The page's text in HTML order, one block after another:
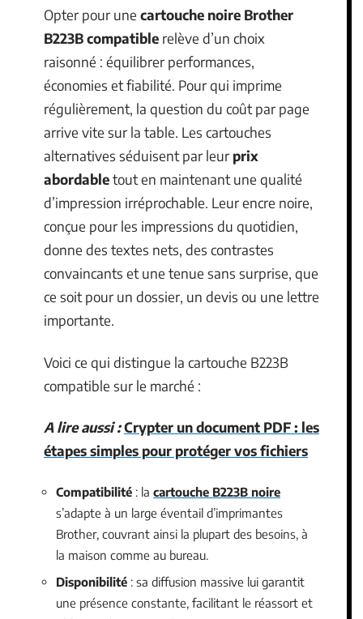
Opter pour une cartouche noire Brother
B223B compatible relève d’un choix
raisonné : équilibrer performances,
économies et fiabilité. Pour qui imprime
régulièrement, la question du coût par page
arrive vite sur la table. Les cartouches
alternatives séduisent par leur prix
abordabletout en maintenant une qualité
d’impression irréprochable. Leur encre noire,
conçue pour les impressions du quotidien,
donne des textes nets, des contrastes
convaincants et une tenue sans surprise, que
ce soit pour un dossier, un devis ou une lettre
importante.
Voici ce qui distingue la cartouche B223B
compatible sur le marché :
A lire aussi :Crypter un document PDF : les
étapes simples pour protéger vos fichiers
Compatibilité : la cartouche B223B noire
s’adapte à un large éventail d’imprimantes
Brother, couvrant ainsi la plupart des besoins, à
la maison comme au bureau.
Disponibilité : sa diffusion massive lui garantit
une présence constante, facilitant le réassort et